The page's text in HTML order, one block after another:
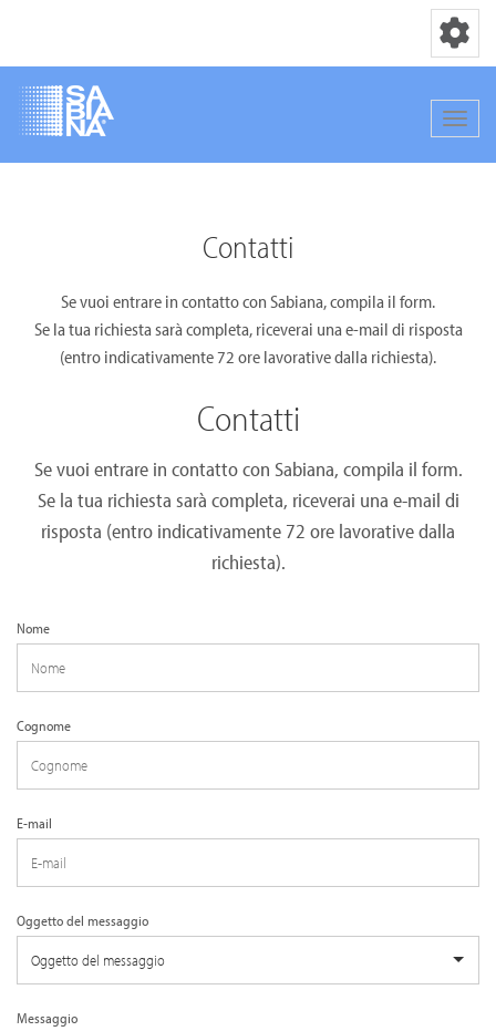
Contatti
Se vuoi entrare in contatto con Sabiana, compila il form.
Se la tua richiesta sarà completa, riceverai una e-mail di risposta
(entro indicativamente 72 ore lavorative dalla richiesta).
Contatti
Se vuoi entrare in contatto con Sabiana, compila il form.
Se la tua richiesta sarà completa, riceverai una e-mail di
risposta (entro indicativamente 72 ore lavorative dalla
richiesta).
Nome
Cognome
E-mail
Oggetto del messaggio
Messaggio